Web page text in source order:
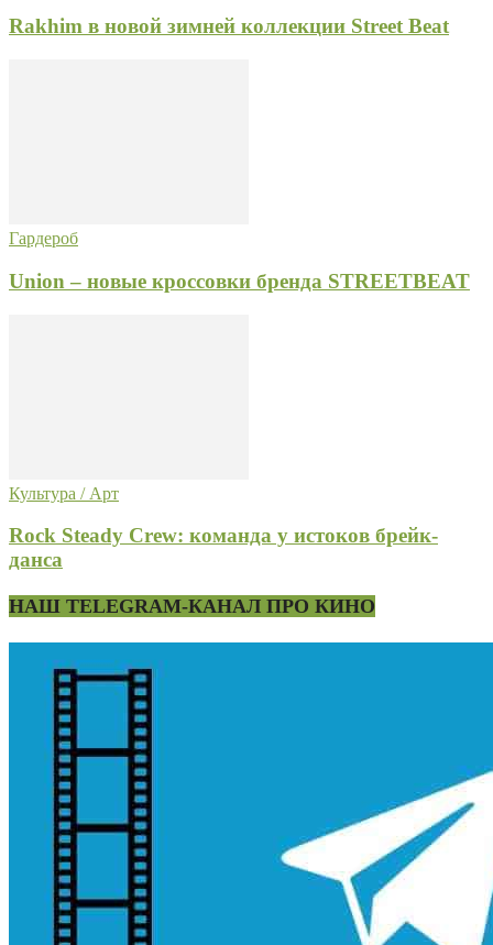
Rakhim в новой зимней коллекции Street Beat
Гардероб
Union – новые кроссовки бренда STREETBEAT
Культура / Арт
Rock Steady Crew: команда у истоков брейк-
данса
НАШ TELEGRAM-КАНАЛ ПРО КИНО